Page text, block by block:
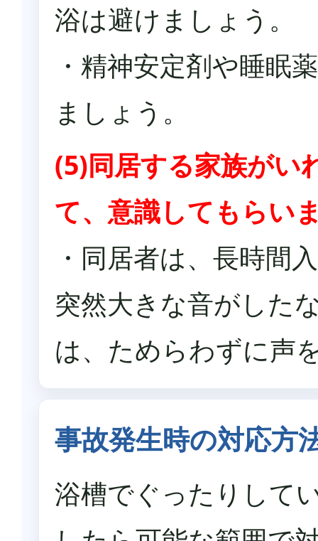
浴は避けましょう。
・精神安定剤や睡眠
ましょう。
(5)同居する家族がい
て、意識してもらい
・同居者は、長時間
突然大きな音がした
は、ためらわずに声
事故発生時の対応方
浴槽でぐったりして